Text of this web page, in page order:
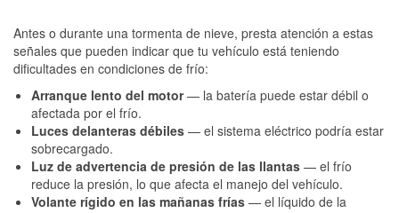
Antes o durante una tormenta de nieve, presta atención a estas
señales que pueden indicar que tu vehículo está teniendo
dificultades en condiciones de frío:
Arranque lento del motor— la batería puede estar débil o
afectada por el frío.
Luces delanteras débiles — el sistema eléctrico podría estar
sobrecargado.
Luz de advertencia de presión de las llantas — el frío
reduce la presión, lo que afecta el manejo del vehículo.
Volante rígido en las mañanas frías — el líquido de la